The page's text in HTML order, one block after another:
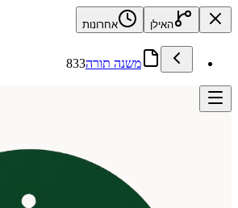
האילן אחרונות
משנה תורה833